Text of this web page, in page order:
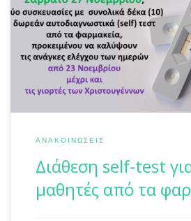
Νοεμβρίου ως και το Σάββατο 27
συσκευασίες με συνολικά δέκα (10)
αυτοδιαγνωστικά (self) τεστ από τα
προκειμένου να καλύψουν τις
ημερών από 23 […]
ΑΝΑΚΟΙΝΏΣΕΙΣ
Διάθεση self-test
μαθητές από τα